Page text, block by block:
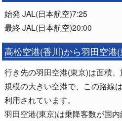
始発 JAL(日本航空)7:25
最終 JAL(日本航空)20:00
高松空港(香川)から羽田空港
行き先の羽田空港(東京)は面積
規模の大きい空港で、この路線
利用されています。
羽田空港(東京)は乗降客数が国